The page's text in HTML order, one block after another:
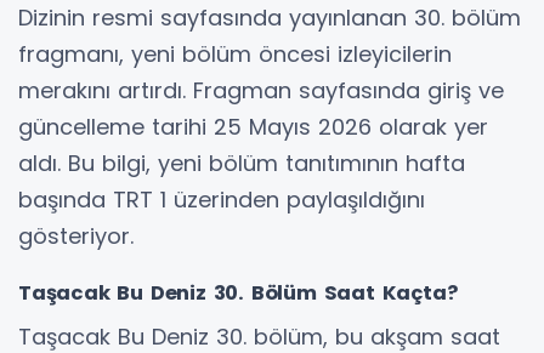
Dizinin resmi sayfasında yayınlanan 30. bölüm
fragmanı, yeni bölüm öncesi izleyicilerin
merakını artırdı. Fragman sayfasında giriş ve
güncelleme tarihi 25 Mayıs 2026 olarak yer
aldı. Bu bilgi, yeni bölüm tanıtımının hafta
başında TRT 1 üzerinden paylaşıldığını
gösteriyor.
Taşacak Bu Deniz 30. Bölüm Saat Kaçta?
Taşacak Bu Deniz 30. bölüm, bu akşam saat